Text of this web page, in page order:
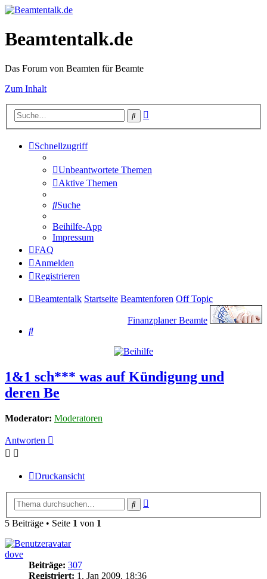
Beamtentalk.de
Das Forum von Beamten für Beamte
Zum Inhalt
Suche
Schnellzugriff
Unbeantwortete Themen
Aktive Themen
Suche
Beihilfe-App
Impressum
FAQ
Anmelden
Registrieren
Beamtentalk Startseite Beamtenforen Off Topic
Finanzplaner Beamte
Suche
1&1 sch*** was auf Kündigung und
deren Be
Moderator: Moderatoren
Antworten
Druckansicht
Suche
5 Beiträge • Seite 1 von 1
dove
Beiträge: 307
Registriert: 1. Jan 2009, 18:36